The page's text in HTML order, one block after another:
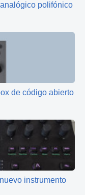
polifónico
de código abierto
instrumento